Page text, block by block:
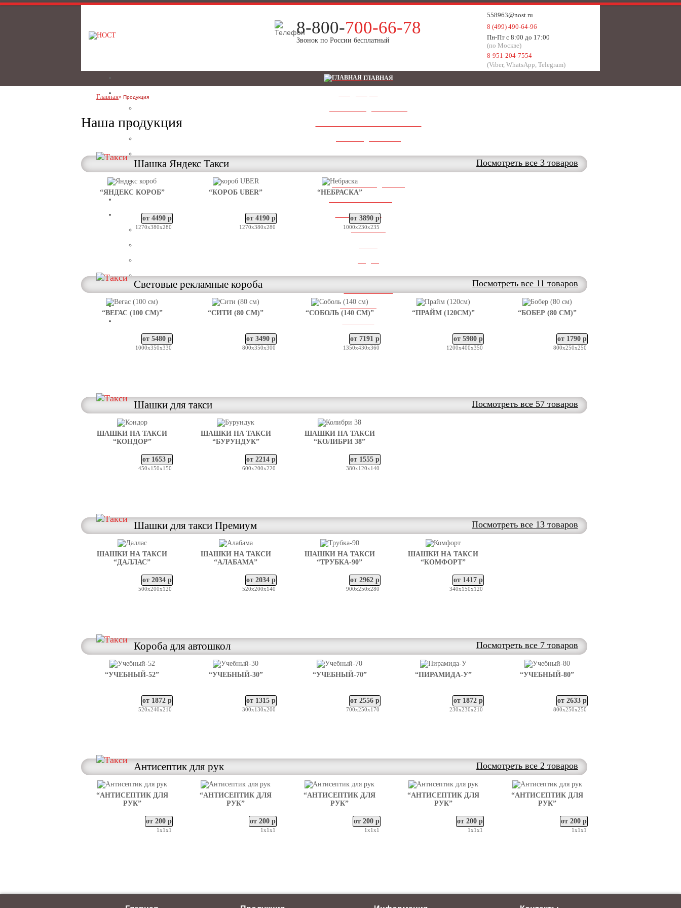
8-800-700-66-78
Звонок по России бесплатный
558963@nost.ru
8 (499) 490-64-96
Пн-Пт с 8:00 до 17:00
(по Москве)
8-951-204-7554
(Viber, WhatsApp, Telegram)
ГЛАВНАЯ
ШАШКИ ДЛЯ ТАКСИ ПРЕМИУМ
АНТИСЕПТИК ДЛЯ РУК
ИНФОРМАЦИЯ
НАШ БЛОГ
ДОП. УСЛУГИ
СЕРТИФИКАТЫ
КОНТАКТЫ
Главная Продукция
Наша продукция
Шашка Яндекс Такси Посмотреть все 3 товаров
“ЯНДЕКС КОРОБ”
от 4490 р
1270х380х280
“КОРОБ UBER”
от 4190 р
1270х380х280
“НЕБРАСКА”
от 3890 р
1000х230х235
Световые рекламные короба Посмотреть все 11 товаров
“ВЕГАС (100 СМ)”
от 5480 р
1000х350х330
“СИТИ (80 СМ)”
от 3490 р
800х350х300
“СОБОЛЬ (140 СМ)”
от 7191 р
1350х430х360
“ПРАЙМ (120СМ)”
от 5980 р
1200х400х350
“БОБЕР (80 СМ)”
от 1790 р
800х250х250
Шашки для такси Посмотреть все 57 товаров
ШАШКИ НА ТАКСИ
“КОНДОР”
от 1653 р
450х150х150
ШАШКИ НА ТАКСИ
“БУРУНДУК”
от 2214 р
600х200х220
ШАШКИ НА ТАКСИ
“КОЛИБРИ 38”
от 1555 р
380х120х140
Шашки для такси Премиум Посмотреть все 13 товаров
ШАШКИ НА ТАКСИ
“ДАЛЛАС”
от 2034 р
500х200х120
ШАШКИ НА ТАКСИ
“АЛАБАМА”
от 2034 р
520х200х140
ШАШКИ НА ТАКСИ
“ТРУБКА-90”
от 2962 р
900х250х280
ШАШКИ НА ТАКСИ
“КОМФОРТ”
от 1417 р
340х150х120
Короба для автошкол Посмотреть все 7 товаров
“УЧЕБНЫЙ-52”
от 1872 р
520х240х210
“УЧЕБНЫЙ-30”
от 1315 р
300х130х200
“УЧЕБНЫЙ-70”
от 2556 р
700х250х170
“ПИРАМИДА-У”
от 1872 р
230х230х210
“УЧЕБНЫЙ-80”
от 2633 р
800х250х250
Антисептик для рук Посмотреть все 2 товаров
“АНТИСЕПТИК ДЛЯ
РУК”
от 200 р
1х1х1
“АНТИСЕПТИК ДЛЯ
РУК”
от 200 р
1х1х1
“АНТИСЕПТИК ДЛЯ
РУК”
от 200 р
1х1х1
“АНТИСЕПТИК ДЛЯ
РУК”
от 200 р
1х1х1
“АНТИСЕПТИК ДЛЯ
РУК”
от 200 р
1х1х1